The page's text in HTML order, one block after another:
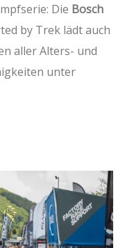
Die Bosch
by Trek lädt auch
aller Alters- und
unter